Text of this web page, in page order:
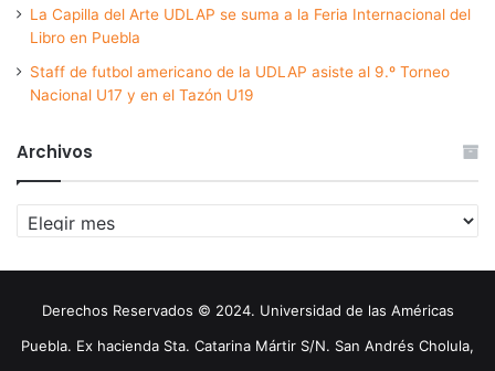
La Capilla del Arte UDLAP se suma a la Feria Internacional del
Libro en Puebla
Staff de futbol americano de la UDLAP asiste al 9.º Torneo
Nacional U17 y en el Tazón U19
Archivos
Archivos
Derechos Reservados © 2024. Universidad de las Américas
Puebla. Ex hacienda Sta. Catarina Mártir S/N. San Andrés Cholula,